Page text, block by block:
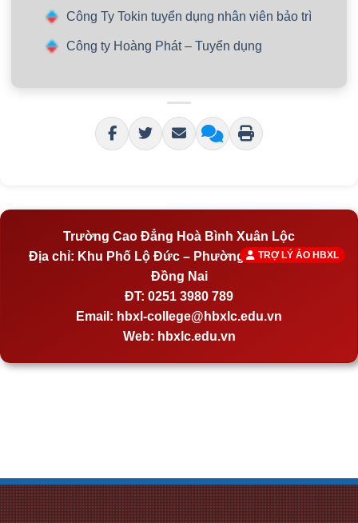
Công Ty Tokin tuyển dụng nhân viên bảo trì
Công ty Hoàng Phát – Tuyển dụng
Trường Cao Đẳng Hoà Bình Xuân Lộc
Địa chỉ: Khu Phố Lộ Đức – Phường Hố Nai – Tỉnh
Đồng Nai
ĐT: 0251 3980 789
Email: hbxl-college@hbxlc.edu.vn
Web: hbxlc.edu.vn
TRỢ LÝ ẢO HBXL